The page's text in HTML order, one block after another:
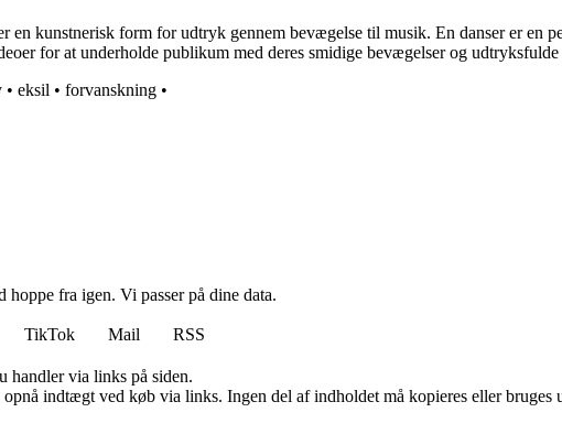
en kunstnerisk form for udtryk gennem bevægelse til musik. En danser er en
for at underholde publikum med deres smidige bevægelser og udtryksfulde
• eksil • forvanskning •
fra igen. Vi passer på dine data.
TikTok Mail
RSS
handler via links på siden.
indtægt ved køb via links. Ingen del af indholdet må kopieres eller bruges